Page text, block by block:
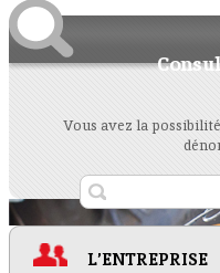
CAPTION 0
Vous avez la
L’ENTREPRISE